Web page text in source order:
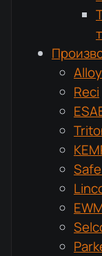
Alloy
Reci